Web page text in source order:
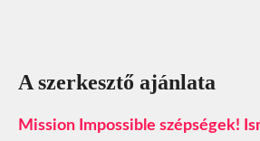
A szerkesztő ajánlata
Mission Impossible szépségek!